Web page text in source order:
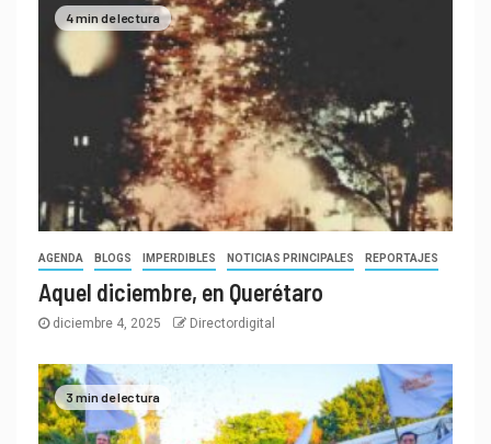
4 min de lectura
AGENDA BLOGS IMPERDIBLES NOTICIAS PRINCIPALES REPORTAJES
Aquel diciembre, en Querétaro
diciembre 4, 2025 Directordigital
3 min de lectura